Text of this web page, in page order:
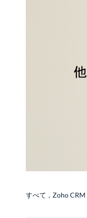
すべて , Zoho CRM